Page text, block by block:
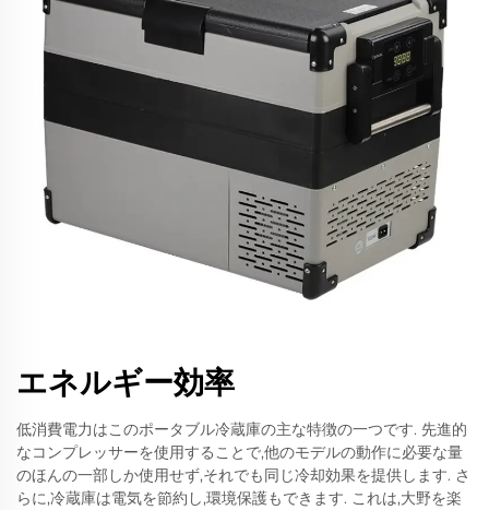
エネルギー効率
低消費電力はこのポータブル冷蔵庫の主な特徴の一つです. 先進的
なコンプレッサーを使用することで,他のモデルの動作に必要な量
のほんの一部しか使用せず,それでも同じ冷却効果を提供します. さ
らに,冷蔵庫は電気を節約し,環境保護もできます. これは,大野を楽